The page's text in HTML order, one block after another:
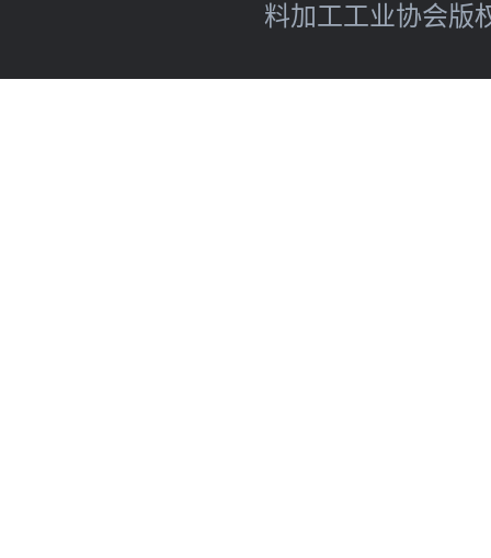
料加工工业协会版